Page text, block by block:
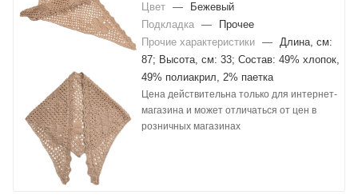
Цвет —
Бежевый
Подкладка —
Прочее
Прочие характеристики —
Длина, см:
87; Высота, см: 33; Состав: 49% хлопок,
49% полиакрил, 2% паетка
Цена действительна только для интернет-
магазина и может отличаться от цен в
розничных магазинах